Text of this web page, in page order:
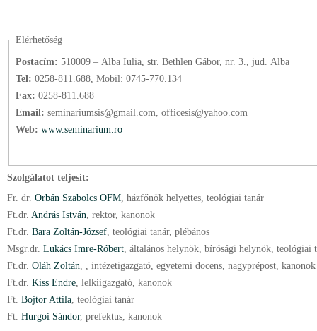
Elérhetőség
Postacím:
510009 – Alba Iulia, str. Bethlen Gábor, nr. 3., jud. Alba
Tel: 0258-811.688, Mobil: 0745-770.134
Fax: 0258-811.688
Email: seminariumsis@gmail.com, officesis@yahoo.com
Web: www.seminarium.ro
Szolgálatot teljesít:
Fr. dr. Orbán Szabolcs OFM , házfőnök helyettes , teológiai tanár
Ft. dr. András István , rektor, kanonok
Ft. dr. Bara Zoltán-József , teológiai tanár, plébános
Msgr. dr. Lukács Imre-Róbert , általános helynök , bírósági helynök , teológiai
Ft. dr. Oláh Zoltán , , intézetigazgató, egyetemi docens , nagyprépost , kanonok
Ft. dr. Kiss Endre , lelkiigazgató , kanonok
Ft. Bojtor Attila , teológiai tanár
Ft. Hurgoi Sándor, prefektus , kanonok